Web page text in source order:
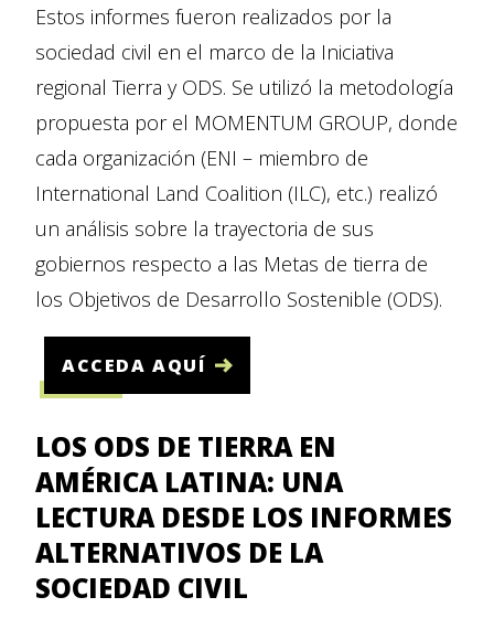
Estos informes fueron realizados por la
sociedad civil en el marco de la Iniciativa
regional Tierra y ODS. Se utilizó la metodología
propuesta por el MOMENTUM GROUP, donde
cada organización (ENI – miembro de
International Land Coalition (ILC), etc.) realizó
un análisis sobre la trayectoria de sus
gobiernos respecto a las Metas de tierra de
los Objetivos de Desarrollo Sostenible (ODS).
ACCEDA AQUÍ
LOS ODS DE TIERRA EN
AMÉRICA LATINA: UNA
LECTURA DESDE LOS INFORMES
ALTERNATIVOS DE LA
SOCIEDAD CIVIL